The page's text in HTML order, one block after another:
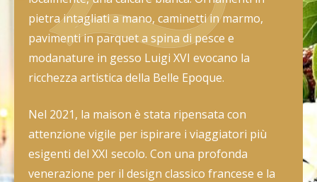
pietra intagliati a mano, caminetti in marmo,
pavimenti in parquet a spina di pesce e
modanature in gesso Luigi XVI evocano la
ricchezza artistica della Belle Epoque.
Nel 2021, la maison è stata ripensata con
attenzione vigile per ispirare i viaggiatori più
esigenti del XXI secolo. Con una profonda
venerazione per il design classico francese e la